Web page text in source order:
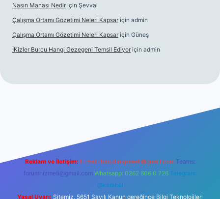
Nasın Manası Nedir için Şevval
Çalışma Ortamı Gözetimi Neleri Kapsar için admin
Çalışma Ortamı Gözetimi Neleri Kapsar için Güneş
İKizler Burcu Hangi Gezegeni Temsil Ediyor için admin
Reklam ve İletişim: E-mail: backlinkpaneli@gmail.com Teams:
forumhizmeti@gmail.com Whatsapp: 0262 606 0 726 Telegram:
@karabul
Yasal Uyarı: Sitemiz, 5651 Sayılı Kanun gereğince Bilgi Teknolojileri